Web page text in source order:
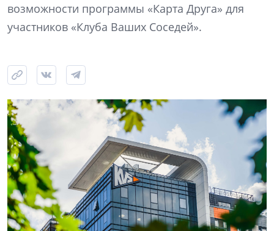
возможности программы «Карта Друга» для
участников «Клуба Ваших Соседей».